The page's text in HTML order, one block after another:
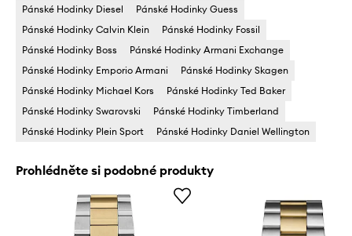
Pánské Hodinky Diesel
Pánské Hodinky Guess
Pánské Hodinky Calvin Klein
Pánské Hodinky Fossil
Pánské Hodinky Boss
Pánské Hodinky Armani Exchange
Pánské Hodinky Emporio Armani
Pánské Hodinky Skagen
Pánské Hodinky Michael Kors
Pánské Hodinky Ted Baker
Pánské Hodinky Swarovski
Pánské Hodinky Timberland
Pánské Hodinky Plein Sport
Pánské Hodinky Daniel Wellington
Prohlédněte si podobné produkty